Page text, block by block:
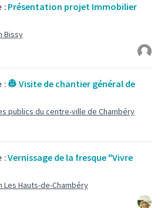
: Présentation projet Immobilier
Bissy
: 👷 Visite de chantier général de
publics du centre-ville de Chambéry
:Vernissage de la fresque "Vivre
Hauts-de-Chambéry